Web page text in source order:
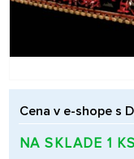
Cena v e-shope s
NA SKLADE 1 KS